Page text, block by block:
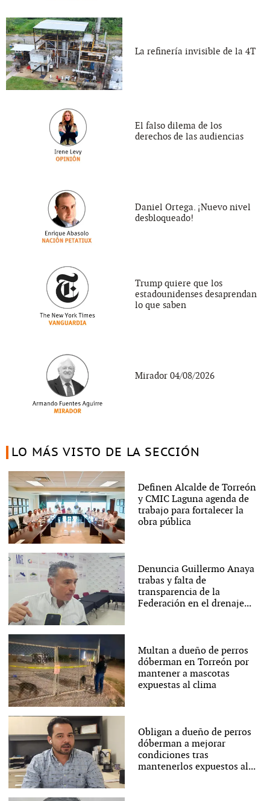
La refinería invisible de la 4T
El falso dilema de los
derechos de las audiencias
Daniel Ortega. ¡Nuevo nivel
desbloqueado!
Trump quiere que los
estadounidenses desaprendan
lo que saben
Mirador 04/08/2026
LO MÁS VISTO DE LA SECCIÓN
Definen Alcalde de Torreón
y CMIC Laguna agenda de
trabajo para fortalecer la
obra pública
Denuncia Guillermo Anaya
trabas y falta de
transparencia de la
Federación en el drenaje...
Multan a dueño de perros
dóberman en Torreón por
mantener a mascotas
expuestas al clima
Obligan a dueño de perros
dóberman a mejorar
condiciones tras
mantenerlos expuestos al...